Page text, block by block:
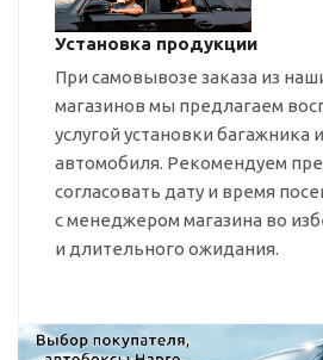
Установка продукции
При самовывозе заказа из
магазинов мы предлагаем
услугой установки багажника
автомобиля. Рекомендуем
согласовать дату и время
с менеджером магазина во
и длительного ожидания.